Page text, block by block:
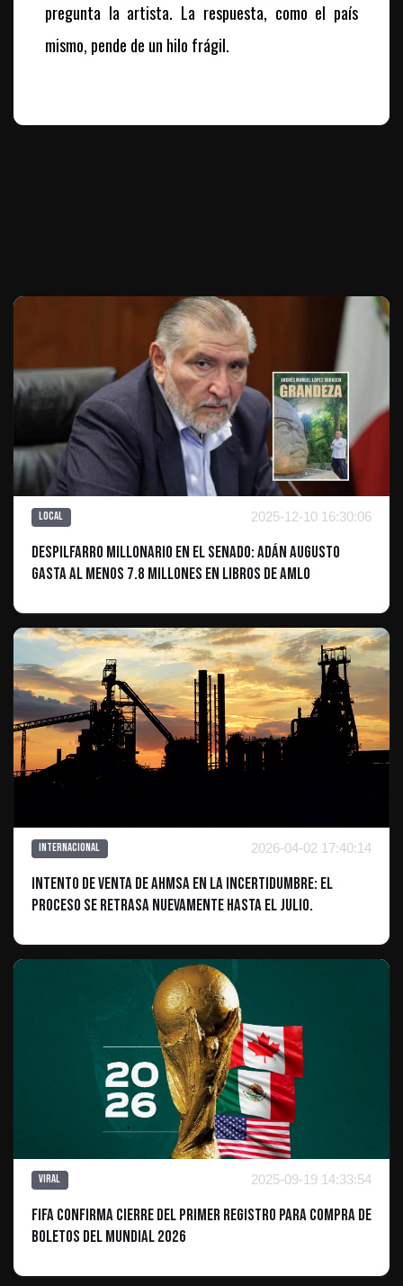
pregunta la artista. La respuesta, como el país
mismo, pende de un hilo frágil.
Local 2025-12-10 16:30:06
Despilfarro millonario en el Senado: Adán Augusto
gasta al menos 7.8 millones en libros de AMLO
Internacional 2026-04-02 17:40:14
Intento de Venta de AHMSA en la incertidumbre: El
proceso se retrasa nuevamente hasta el Julio.
Viral 2025-09-19 14:33:54
FIFA confirma cierre del primer registro para compra de
boletos del Mundial 2026